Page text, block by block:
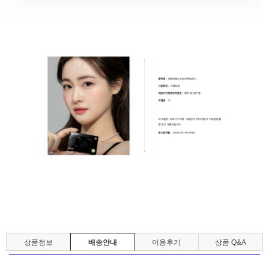
상품정보 배송안내 이용후기 상품 Q&A